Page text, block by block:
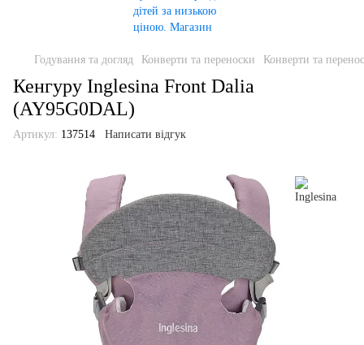
Годування та догляд Конверти та переноски Конверти та
Кенгуру Inglesina Front Dalia
(AY95G0DAL)
Артикул: 137514 Написати відгук